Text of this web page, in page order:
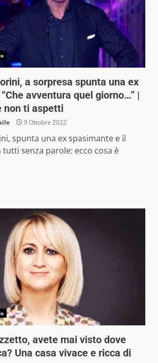
a sorpresa spunta una ex
avventura quel giorno…” |
non ti aspetti
9 Ottobre 2022
spunta una ex spasimante e il
senza parole: ecco cosa è
avete mai visto dove
Una casa vivace e ricca di